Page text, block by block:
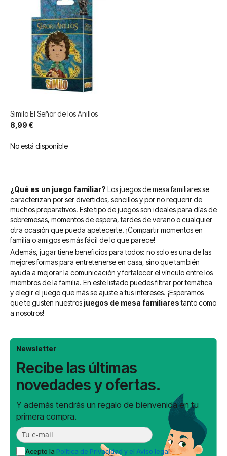
Similo El Señor de los Anillos
8,99 €
No está disponible
¿Qué es un juego familiar? Los juegos de mesa familiares se
caracterizan por ser divertidos, sencillos y por no requerir de
muchos preparativos. Este tipo de juegos son ideales para días de
sobremesas, momentos de espera, tardes de verano o cualquier
otra ocasión que pueda apetecerte. ¡Compartir momentos en
familia o amigos es más fácil de lo que parece!
Además, jugar tiene beneficios para todos: no solo es una de las
mejores formas para entretenerse en casa, sino que también
ayuda a mejorar la comunicación y fortalecer el vínculo entre los
miembros de la familia. En este listado puedes filtrar por temática
y elegir el juego que más se ajuste a tus intereses. ¡Esperamos
que te gusten nuestros juegos de mesa familiarestanto como
a nosotros!
Newsletter
Recibe las últimas
novedades y ofertas.
Y además tendrás un regalo de bienvenida en tu
primera compra.
Acepto la Política de Privacidad y el Aviso legal